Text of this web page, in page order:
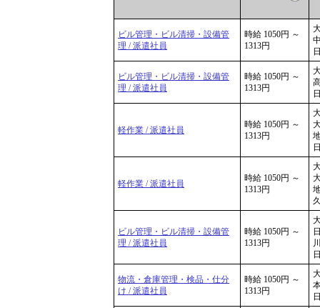
ビル管理・ビル清掃・設備管
理 / 派遣社員
時給 1050円 ～
1313円
ビル管理・ビル清掃・設備管
理 / 派遣社員
時給 1050円 ～
1313円
軽作業 / 派遣社員
時給 1050円 ～
1313円
軽作業 / 派遣社員
時給 1050円 ～
1313円
ビル管理・ビル清掃・設備管
理 / 派遣社員
時給 1050円 ～
1313円
物流・倉庫管理・検品・仕分
け / 派遣社員
時給 1050円 ～
1313円